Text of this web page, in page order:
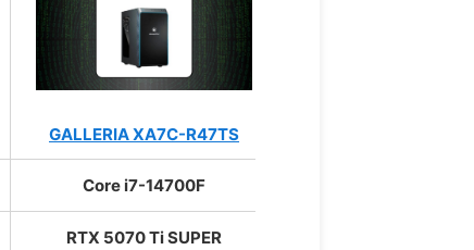
GALLERIA XA7C-R47TS
Core i7-14700F
RTX 5070 Ti SUPER